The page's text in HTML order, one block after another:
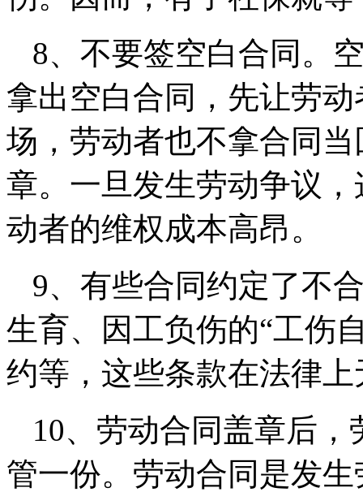
8、不要签空白合同。
拿出空白合同，先让劳
场，劳动者也不拿合同
章。一旦发生劳动争议
动者的维权成本高昂。
9、有些合同约定了不
生育、因工负伤的“工伤
约等，这些条款在法律
10、劳动合同盖章后
管一份。劳动合同是发